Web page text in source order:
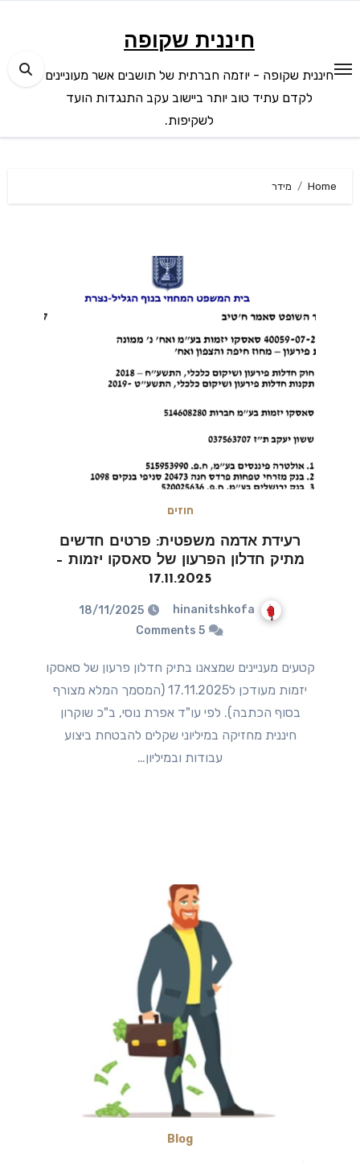
חיננית שקופה
חיננית שקופה - יוזמה חברתית של תושבים אשר מעוניינים
לקדם עתיד טוב יותר ביישוב עקב התנגדות הועד
לשקיפות.
Home מידר
חוזים
רעידת אדמה משפטית: פרטים חדשים
מתיק חדלון הפרעון של סאסקו יזמות –
17.11.2025
hinanitshkofa
18/11/2025
5 Comments
קטעים מעניינים שמצאנו בתיק חדלון פרעון של סאסקו
יזמות מעודכן ל17.11.2025 (המסמך המלא מצורף
בסוף הכתבה). לפי עו"ד אפרת נוסי, ב"כ שוקרון
חיננית מחזיקה במיליוני שקלים להבטחת ביצוע
עבודות ובמיליון…
Blog